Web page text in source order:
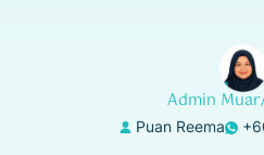
Admin
Puan Reema